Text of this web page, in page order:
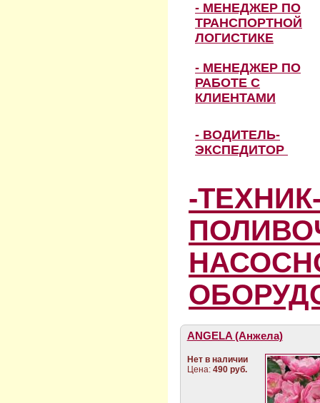
- МЕНЕДЖЕР ПО
ТРАНСПОРТНОЙ
ЛОГИСТИКЕ
- МЕНЕДЖЕР ПО
РАБОТЕ С
КЛИЕНТАМИ
- ВОДИТЕЛЬ-
ЭКСПЕДИТОР
-
ANGELA (Анжела)
Нет в наличии
Цена: 490 руб.